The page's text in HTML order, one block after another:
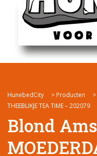
HunebedCity > Producten >
THEEBLIKJE TEA TIME – 202079
Blond